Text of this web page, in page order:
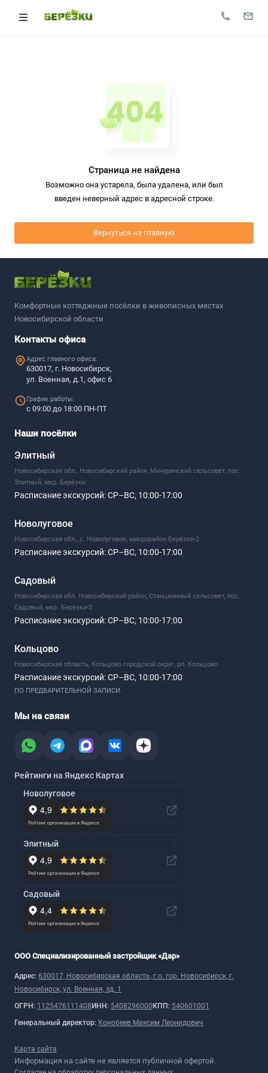
Страница не найдена
Возможно она устарела, была удалена, или был
введен неверный адрес в адресной строке.
Вернуться на главную
Комфортные коттеджные посёлки в живописных местах
Новосибирской области
Контакты офиса
Адрес главного офиса:
630017, г. Новосибирск,
ул. Военная, д.1, офис 6
График работы:
с 09:00 до 18:00 ПН-ПТ
Наши посёлки
Элитный
Новосибирская обл., Новосибирский район, Мичуринский сельсовет, пос.
Элитный, мкр. Берёзки
Расписание экскурсий:СР–ВС, 10:00-17:00
Новолуговое
Новосибирская обл., с. Новолуговое, микрорайон Берёзки-2
Расписание экскурсий:СР–ВС, 10:00-17:00
Садовый
Новосибирская обл. Новосибирский район, Станционный сельсовет, пос.
Садовый, мкр. Берёзки-3
Расписание экскурсий:СР–ВС, 10:00-17:00
Кольцово
Новосибирская область, Кольцово городской округ, рп. Кольцово
Расписание экскурсий:СР–ВС, 10:00-17:00
ПО ПРЕДВАРИТЕЛЬНОЙ ЗАПИСИ.
Мы на связи
Рейтинги на Яндекс Картах
Новолуговое
Элитный
Садовый
ООО Специализированный застройщик «Дар»
Адрес: 630017, Новосибирская область, г.о. гор. Новосибирск, г.
Новосибирск, ул. Военная, зд. 1
ОГРН: 1125476111408 ИНН: 5408296000 КПП: 540601001
Генеральный директор: Конобеев Максим Леонидович
Карта сайта
Информация на сайте не является публичной офертой.